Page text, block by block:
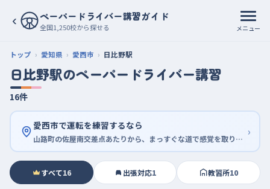
‹ ペーパードライバー講習ガイド
全国1,250校から探せる メニュー
トップ 愛知県 愛西市 日比野駅
日比野駅のペーパードライバー講習
16件
愛西市で運転を練習するなら
山路町の佐屋南交差点あたりから、まっすぐな道で感覚を取り戻す ›
すべて16 出張対応1 教習所10